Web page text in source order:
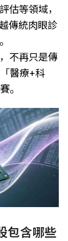
估等領域，
傳統肉眼診
不再只是傳
醫療+科
。
包含哪些